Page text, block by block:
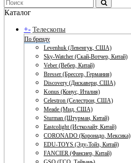
Каталог
+- Телескопы
По бренду
Levenhuk (Левенгук, США)
Sky-Watcher (Скай-Вотчер, Китай)
Veber (Вебер, Китай)
Bresser (Брессер, Германия)
Discovery (Дискавери, США)
Konus (Конус, Италия)
Celestron (Селестрон, США)
Meade (Мид, США)
Sturman (Штурман, Китай)
Eastcolight (Истколайт, Китай)
CORONADO (Коронадо, Мексика)
EDU-TOYS (Эду-Тойз, Китай)
FANCIER (Фансиер, Китай)